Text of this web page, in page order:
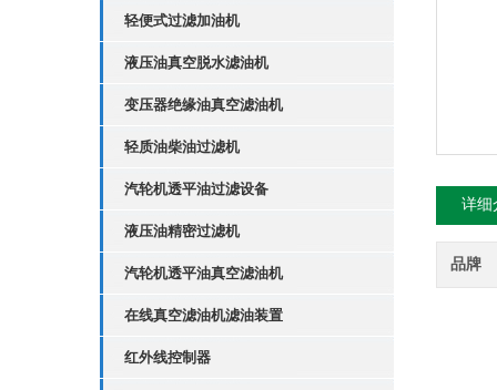
轻便式过滤加油机
液压油真空脱水滤油机
变压器绝缘油真空滤油机
轻质油柴油过滤机
汽轮机透平油过滤设备
液压油精密过滤机
汽轮机透平油真空滤油机
在线真空滤油机滤油装置
红外线控制器
详细
品牌